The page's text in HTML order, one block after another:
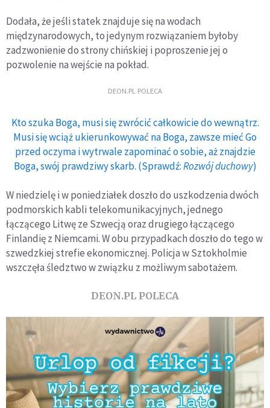
Dodała, że jeśli statek znajduje się na wodach
międzynarodowych, to jedynym rozwiązaniem byłoby
zadzwonienie do strony chińskiej i poproszenie jej o
pozwolenie na wejście na pokład.
DEON.PL POLECA
Kto szuka Boga, musi się zwrócić całkowicie do wewnątrz.
Musi się wciąż ukierunkowywać na Boga, zawsze mieć Go
przed oczyma i wytrwale zapominać o sobie, aż znajdzie
Boga, swój prawdziwy skarb. (Sprawdź:Rozwój duchowy)
W niedzielę i w poniedziałek doszło do uszkodzenia dwóch
podmorskich kabli telekomunikacyjnych, jednego
łączącego Litwę ze Szwecją oraz drugiego łączącego
Finlandię z Niemcami. W obu przypadkach doszło do tego w
szwedzkiej strefie ekonomicznej. Policja w Sztokholmie
wszczęła śledztwo w związku z możliwym sabotażem.
DEON.PL POLECA